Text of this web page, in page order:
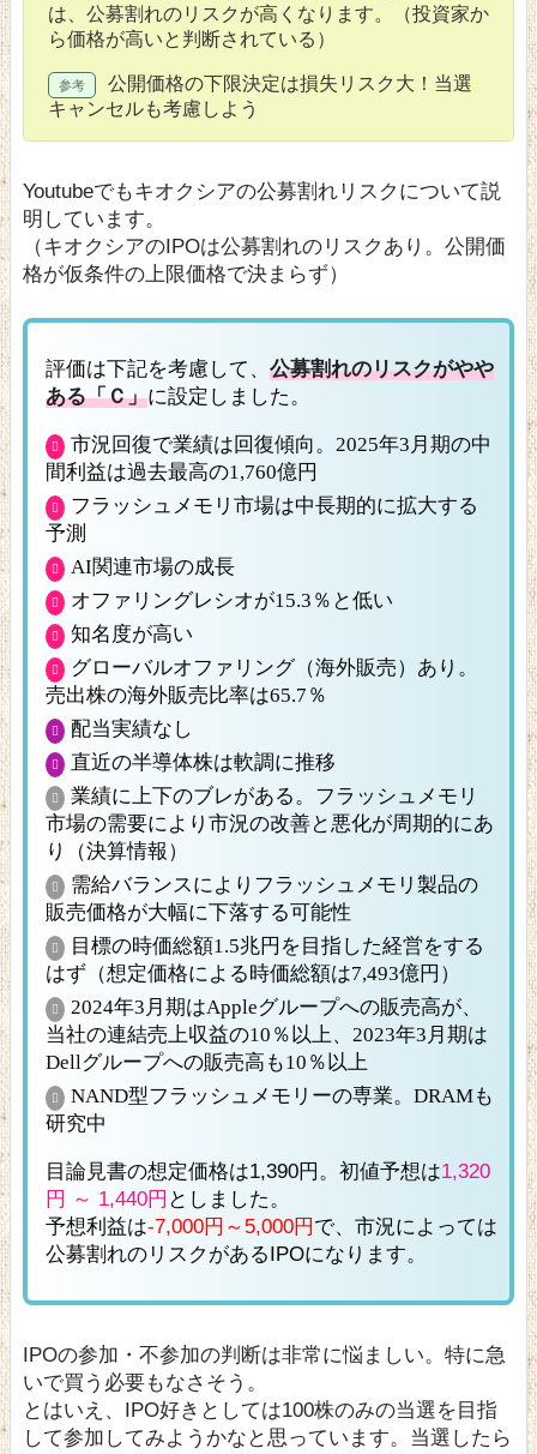
は、公募割れのリスクが高くなります。（投資家か
ら価格が高いと判断されている）
公開価格の下限決定は損失リスク大！当選
キャンセルも考慮しよう
Youtubeでもキオクシアの公募割れリスクについて説
明しています。
（キオクシアのIPOは公募割れのリスクあり。公開価
格が仮条件の上限価格で決まらず）
評価は下記を考慮して、 公募割れのリスクがやや
ある「Ｃ」に設定しました。
市況回復で業績は回復傾向。2025年3月期の中
間利益は過去最高の1,760億円
フラッシュメモリ市場は中長期的に拡大する
予測
AI関連市場の成長
オファリングレシオが15.3％と低い
知名度が高い
グローバルオファリング（海外販売）あり。
売出株の海外販売比率は65.7％
配当実績なし
直近の半導体株は軟調に推移
業績に上下のブレがある。フラッシュメモリ
市場の需要により市況の改善と悪化が周期的にあ
り（決算情報）
需給バランスによりフラッシュメモリ製品の
販売価格が大幅に下落する可能性
目標の時価総額1.5兆円を目指した経営をする
はず（想定価格による時価総額は7,493億円）
2024年3月期はAppleグループへの販売高が、
当社の連結売上収益の10％以上、2023年3月期は
Dellグループへの販売高も10％以上
NAND型フラッシュメモリーの専業。DRAMも
研究中
目論見書の想定価格は1,390円。初値予想は1,320
円 ～ 1,440円 としました。
予想利益は-7,000円～5,000円 で、市況によっては
公募割れのリスクがあるIPOになります。
IPOの参加・不参加の判断は非常に悩ましい。特に急
いで買う必要もなさそう。
とはいえ、IPO好きとしては100株のみの当選を目指
して参加してみようかなと思っています。当選したら